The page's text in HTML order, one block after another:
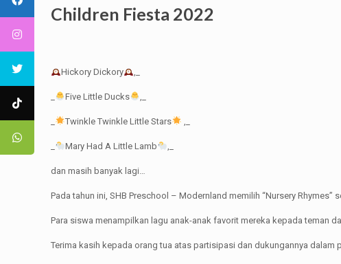
Children Fiesta 2022
Hickory Dickory ,_
Five Little Ducks ,_
Twinkle Twinkle Little Stars ,_
Mary Had A Little Lamb ,_
dan masih banyak lagi…
Pada tahun ini, SHB Preschool – Modernland memilih “Nursery
Para siswa menampilkan lagu anak-anak favorit mereka kepada teman
Terima kasih kepada orang tua atas partisipasi dan dukungannya dalam